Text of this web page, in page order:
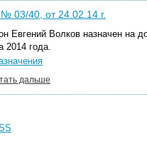
№ 03/40, от 24.02.14 г.
Евгений Волков назначен на
2014 года.
дальше